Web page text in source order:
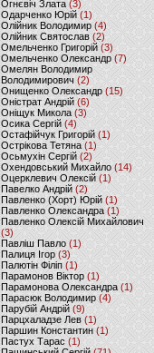
Огнєвіч Злата (3)
Одарченко Юрій(1)
Олійник Володимир (4)
Олійник Святослав (2)
Омельченко Григорій (3)
Омельченко Олександр(7)
Омелян Володимир
Володимирович (2)
Онищенко Олександр (15)
Оністрат Андрій (6)
Оніщук Микола (3)
Осика Сергій(4)
Остафійчук Григорій(1)
Острікова Тетяна (1)
Осьмухін Сергій (2)
Охендовський Михайло (14)
Оцерклевич Олексій (1)
Павелко Андрій (2)
Павленко (Хорт) Юрій (1)
Павленко Олександра (1)
Павленко Олексій Михайлович
(3)
Павліш Павло(1)
Палиця Ігор (3)
Палютін Філіп(1)
Парамонов Віктор (1)
Парамонова Олександра(1)
Парасюк Володимир(4)
Парубій Андрій (9)
Парцхаладзе Лев (1)
Паршин Константин(1)
Пастух Тарас (1)